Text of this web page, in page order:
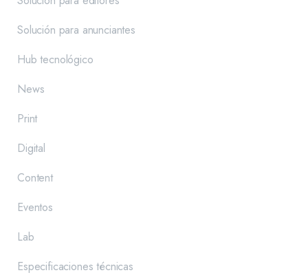
Solución para anunciantes
Hub tecnológico
News
Print
Digital
Content
Eventos
Lab
Especificaciones técnicas